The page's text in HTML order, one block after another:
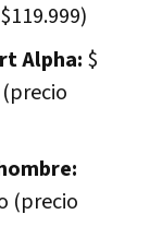
Alpha: $
(precio